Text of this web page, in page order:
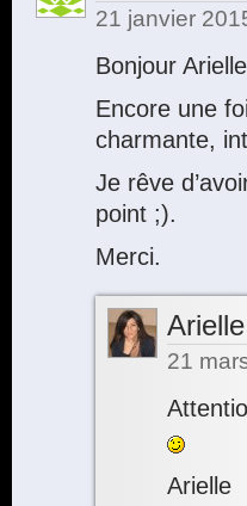
21 janvier
Bonjour
Encore une
charmante,
Je rêve
point ;).
Merci.
21
Arielle